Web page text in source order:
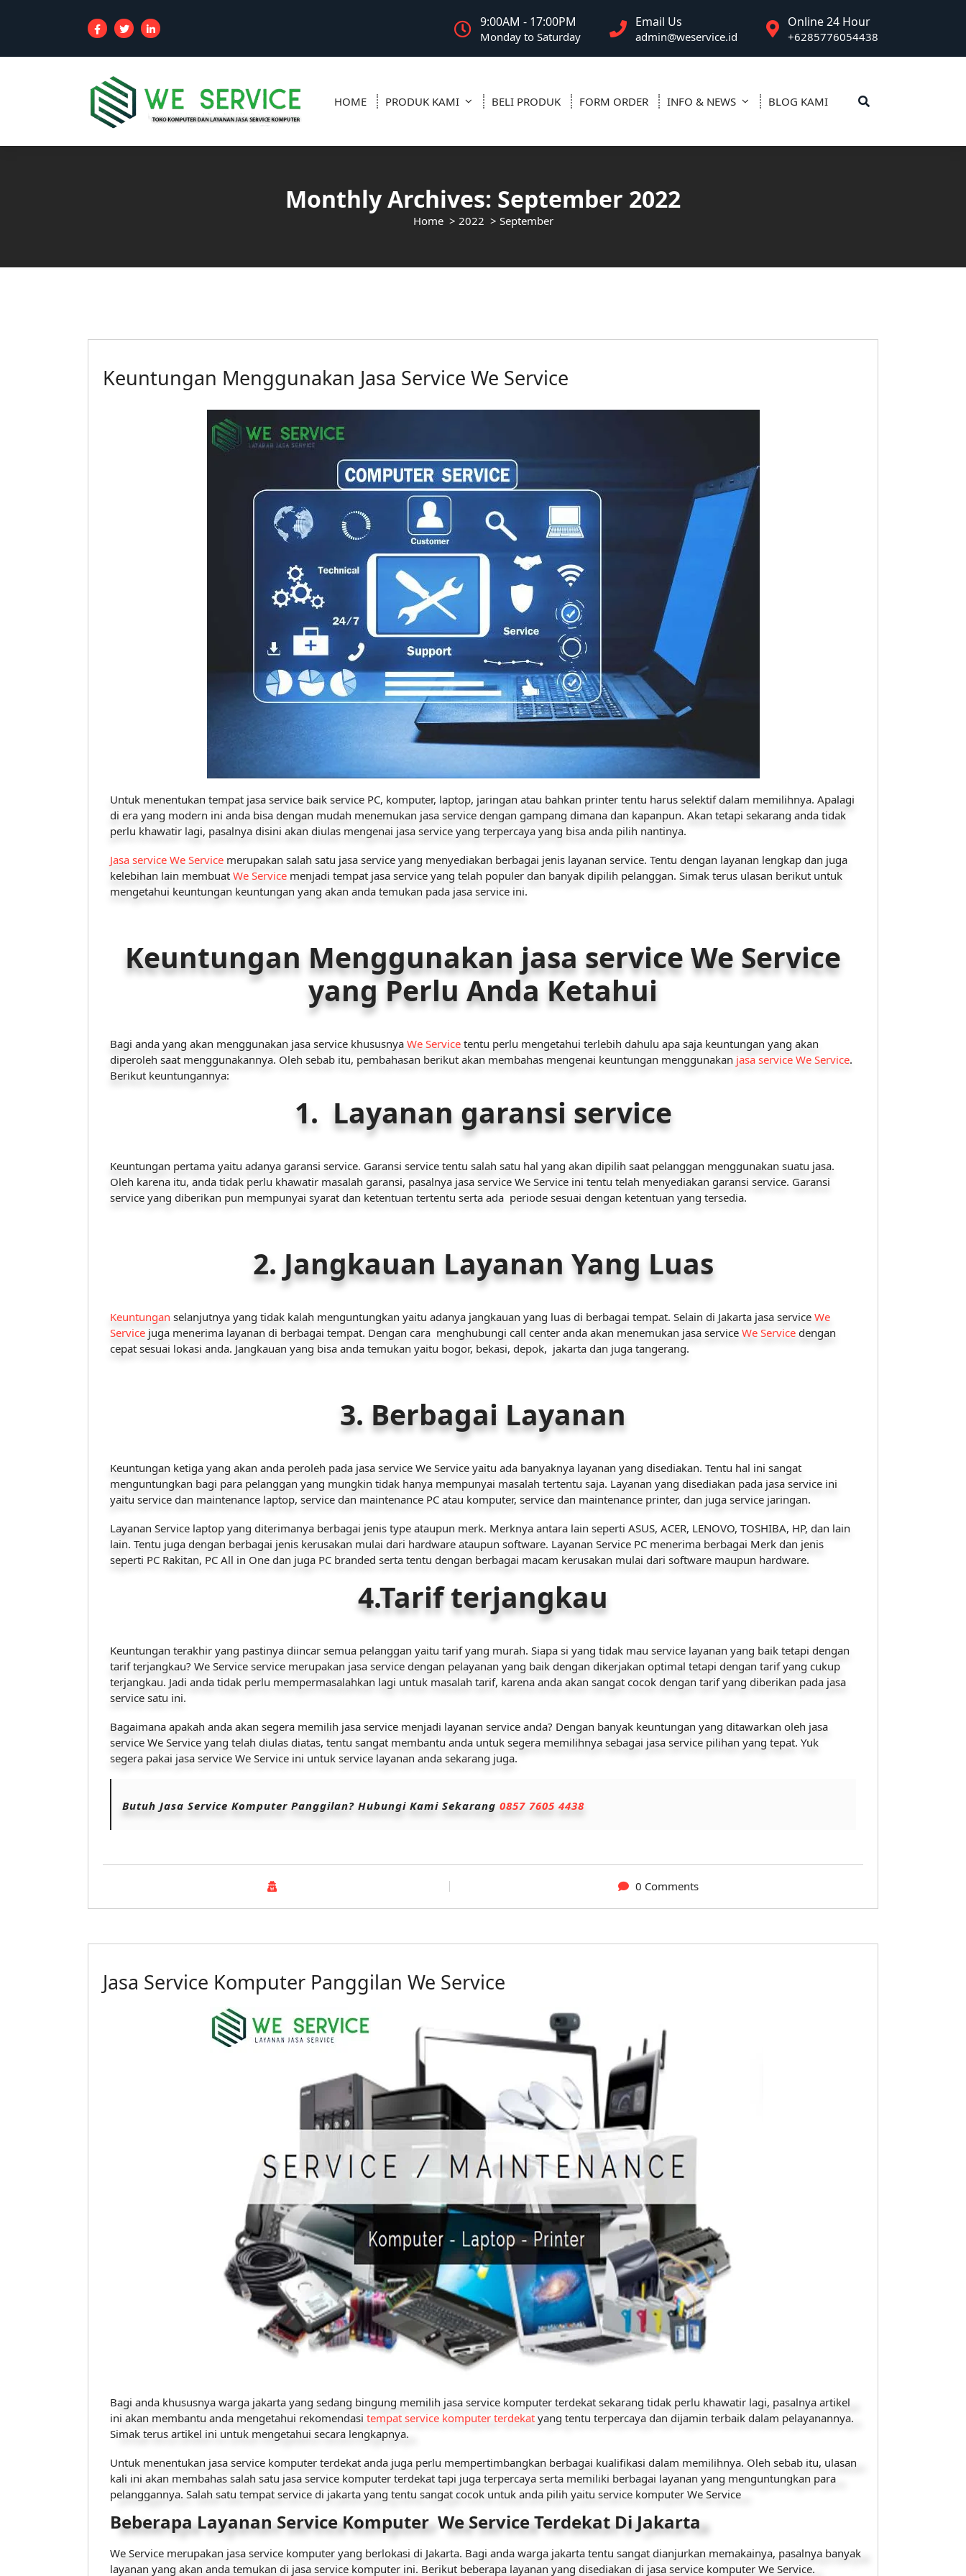
9:00AM - 17:00PM
Monday to Saturday
Email Us
admin@weservice.id
Online 24 Hour
+6285776054438
service Printer, Service PABX dan
HOME PRODUK KAMI BELI PRODUK FORM ORDER INFO & NEWS BLOG KAMI
Monthly Archives: September 2022
Home> 2022 > September
Keuntungan Menggunakan Jasa Service We Service
Untuk menentukan tempat jasa service baik service PC, komputer, laptop, jaringan atau bahkan printer tentu harus selektif dalam memilihnya. Apalagi
di era yang modern ini anda bisa dengan mudah menemukan jasa service dengan gampang dimana dan kapanpun. Akan tetapi sekarang anda tidak
perlu khawatir lagi, pasalnya disini akan diulas mengenai jasa service yang terpercaya yang bisa anda pilih nantinya.
Jasa service We Service merupakan salah satu jasa service yang menyediakan berbagai jenis layanan service. Tentu dengan layanan lengkap dan juga
kelebihan lain membuat We Service menjadi tempat jasa service yang telah populer dan banyak dipilih pelanggan. Simak terus ulasan berikut untuk
mengetahui keuntungan keuntungan yang akan anda temukan pada jasa service ini.
Keuntungan Menggunakan jasa service We Service
yang Perlu Anda Ketahui
Bagi anda yang akan menggunakan jasa service khususnya We Service tentu perlu mengetahui terlebih dahulu apa saja keuntungan yang akan
diperoleh saat menggunakannya. Oleh sebab itu, pembahasan berikut akan membahas mengenai keuntungan menggunakan jasa service We Service.
Berikut keuntungannya:
1. Layanan garansi service
Keuntungan pertama yaitu adanya garansi service. Garansi service tentu salah satu hal yang akan dipilih saat pelanggan menggunakan suatu jasa.
Oleh karena itu, anda tidak perlu khawatir masalah garansi, pasalnya jasa service We Service ini tentu telah menyediakan garansi service. Garansi
service yang diberikan pun mempunyai syarat dan ketentuan tertentu serta ada periode sesuai dengan ketentuan yang tersedia.
2. Jangkauan Layanan Yang Luas
Keuntungan selanjutnya yang tidak kalah menguntungkan yaitu adanya jangkauan yang luas di berbagai tempat. Selain di Jakarta jasa service We
Service juga menerima layanan di berbagai tempat. Dengan cara menghubungi call center anda akan menemukan jasa service We Service dengan
cepat sesuai lokasi anda. Jangkauan yang bisa anda temukan yaitu bogor, bekasi, depok, jakarta dan juga tangerang.
3. Berbagai Layanan
Keuntungan ketiga yang akan anda peroleh pada jasa service We Service yaitu ada banyaknya layanan yang disediakan. Tentu hal ini sangat
menguntungkan bagi para pelanggan yang mungkin tidak hanya mempunyai masalah tertentu saja. Layanan yang disediakan pada jasa service ini
yaitu service dan maintenance laptop, service dan maintenance PC atau komputer, service dan maintenance printer, dan juga service jaringan.
Layanan Service laptop yang diterimanya berbagai jenis type ataupun merk. Merknya antara lain seperti ASUS, ACER, LENOVO, TOSHIBA, HP, dan lain
lain. Tentu juga dengan berbagai jenis kerusakan mulai dari hardware ataupun software. Layanan Service PC menerima berbagai Merk dan jenis
seperti PC Rakitan, PC All in One dan juga PC branded serta tentu dengan berbagai macam kerusakan mulai dari software maupun hardware.
4.Tarif terjangkau
Keuntungan terakhir yang pastinya diincar semua pelanggan yaitu tarif yang murah. Siapa si yang tidak mau service layanan yang baik tetapi dengan
tarif terjangkau? We Service service merupakan jasa service dengan pelayanan yang baik dengan dikerjakan optimal tetapi dengan tarif yang cukup
terjangkau. Jadi anda tidak perlu mempermasalahkan lagi untuk masalah tarif, karena anda akan sangat cocok dengan tarif yang diberikan pada jasa
service satu ini.
Bagaimana apakah anda akan segera memilih jasa service menjadi layanan service anda? Dengan banyak keuntungan yang ditawarkan oleh jasa
service We Service yang telah diulas diatas, tentu sangat membantu anda untuk segera memilihnya sebagai jasa service pilihan yang tepat. Yuk
segera pakai jasa service We Service ini untuk service layanan anda sekarang juga.
Butuh Jasa Service Komputer Panggilan? Hubungi Kami Sekarang 0857 7605 4438
0 Comments
Jasa Service Komputer Panggilan We Service
Bagi anda khususnya warga jakarta yang sedang bingung memilih jasa service komputer terdekat sekarang tidak perlu khawatir lagi, pasalnya artikel
ini akan membantu anda mengetahui rekomendasi tempat service komputer terdekat yang tentu terpercaya dan dijamin terbaik dalam pelayanannya.
Simak terus artikel ini untuk mengetahui secara lengkapnya.
Untuk menentukan jasa service komputer terdekat anda juga perlu mempertimbangkan berbagai kualifikasi dalam memilihnya. Oleh sebab itu, ulasan
kali ini akan membahas salah satu jasa service komputer terdekat tapi juga terpercaya serta memiliki berbagai layanan yang menguntungkan para
pelanggannya. Salah satu tempat service di jakarta yang tentu sangat cocok untuk anda pilih yaitu service komputer We Service
Beberapa Layanan Service Komputer We Service Terdekat Di Jakarta
We Service merupakan jasa service komputer yang berlokasi di Jakarta. Bagi anda warga jakarta tentu sangat dianjurkan memakainya, pasalnya banyak
layanan yang akan anda temukan di jasa service komputer ini. Berikut beberapa layanan yang disediakan di jasa service komputer We Service.